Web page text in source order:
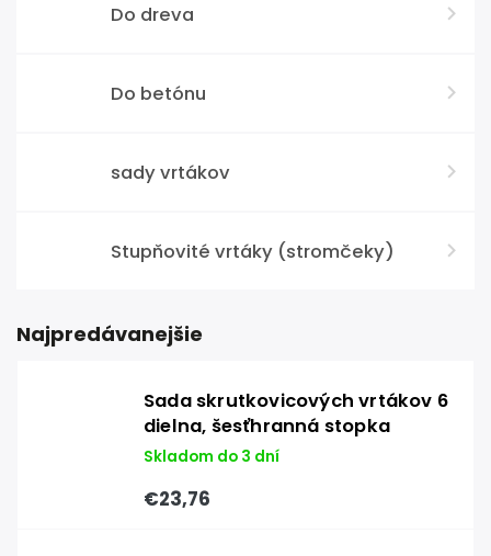
Do dreva
Do betónu
sady vrtákov
Stupňovité vrtáky (stromčeky)
Najpredávanejšie
Sada skrutkovicových vrtákov 6
dielna, šesťhranná stopka
Skladom do 3 dní
€23,76